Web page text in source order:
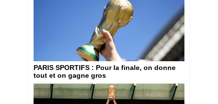
PARIS SPORTIFS : Pour la finale, on donne
tout et on gagne gros